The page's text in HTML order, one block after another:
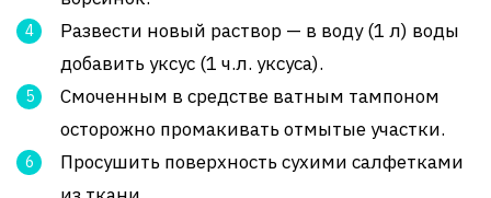
Развести новый раствор — в воду (1 л) воды
добавить уксус (1 ч.л. уксуса).
Смоченным в средстве ватным тампоном
осторожно промакивать отмытые участки.
Просушить поверхность сухими салфетками